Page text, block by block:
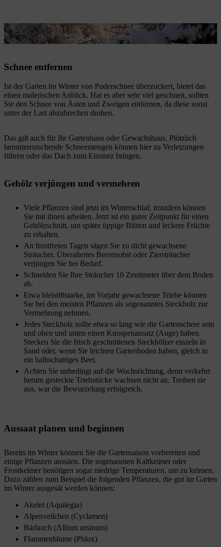
Auch im Winter gibt es Gartenarbeiten zu erledigen.
Schnee entfernen
Ist der Garten im Winter von Puderschnee überzuckert, bietet das
einen malerischen Anblick. Hat es aber sehr viel geschneit, sollten
Sie den Schnee von Ästen und Zweigen entfernen, da diese sonst
unter der Last abzubrechen drohen.
Das gilt auch für Ihr Gartenhaus oder Gewächshaus. Plötzlich
herunterrutschende Schneemengen können hier zu Verletzungen
führen oder das Dach zum Einsturz bringen.
Gehölz verjüngen und vermehren
Viele Pflanzen sind jetzt im Winterschlaf, trotzdem können
Sie mit ihnen arbeiten. Jetzt ist ein guter Zeitpunkt für einen
Gehölzschnitt, um später üppige Blüten und leckere Früchte
zu erhalten.
An frostfreien Tagen sägen Sie zu dicht gewachsene
Sträucher. Überaltertes Beerenobst oder Ziersträucher
verjüngen Sie bei Bedarf.
Schneiden Sie Ihre Sträucher 10 Zentimeter über dem Boden
ab.
Etwa bleistiftstarke, im Vorjahr gewachsene Triebe können
Sie bei den meisten Pflanzen als sogenanntes Steckholz zur
Vermehrung nehmen.
Jedes Steckholz sollte etwa so lang wie die Gartenschere sein
und oben und unten einen Knospenansatz (Auge) haben.
Stecken Sie die frisch geschnittenen Steckhölzer einzeln in
Sand oder, wenn Sie leichten Gartenboden haben, gleich in
ein halbschattiges Beet.
Achten Sie unbedingt auf die Wuchsrichtung, denn verkehrt
herum gesteckte Triebstücke wachsen nicht an. Treiben sie
aus, war die Bewurzelung erfolgreich.
Aussaat planen und beginnen
Bereits im Winter können Sie die Gartensaison vorbereiten und
einige Pflanzen aussäen. Die sogenannten Kaltkeimer oder
Frostkeimer benötigen sogar niedrige Temperaturen, um zu keimen.
Dazu zählen zum Beispiel die folgenden Pflanzen, die gut im Garten
im Winter ausgesät werden können:
Akelei (Aquilegia)
Alpenveilchen (Cyclamen)
Bärlauch (Allium ursinum)
Flammenblume (Phlox)